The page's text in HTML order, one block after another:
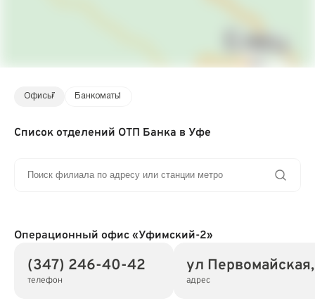
Офисы7 Банкоматы1
Список отделений ОТП Банка в Уфе
Операционный офис «Уфимский-2»
(347) 246-40-42
телефон
ул
адрес